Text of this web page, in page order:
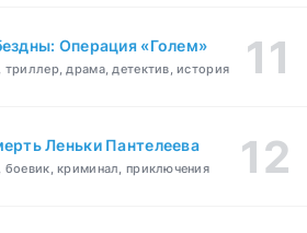
Операция «Голем»
триллер, драма, детектив, история
Леньки Пантелеева
боевик, криминал, приключения